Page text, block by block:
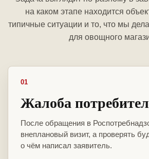
на каком этапе находится
типичные ситуации и то, что мы
для овощного
01
Жалоба
После обращения в
внеплановый визит, а проверять
о чём написал заявитель.